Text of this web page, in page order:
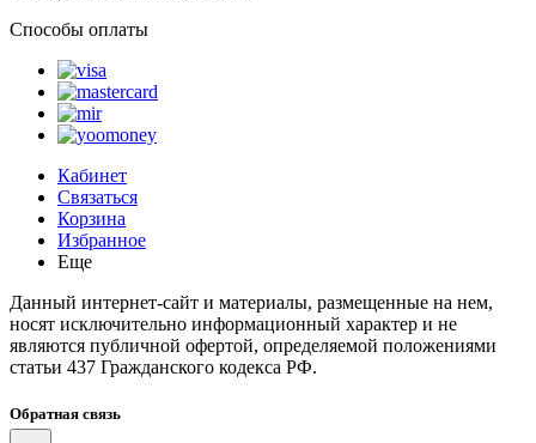
Способы оплаты
Кабинет
Связаться
Корзина
Избранное
Еще
Данный интернет-сайт и материалы, размещенные на нем,
носят исключительно информационный характер и не
являются публичной офертой, определяемой положениями
статьи 437 Гражданского кодекса РФ.
Обратная связь